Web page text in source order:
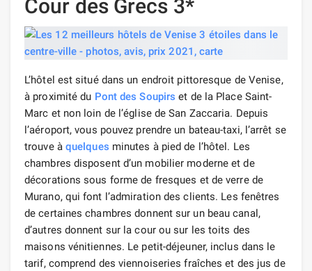
Cour des Grecs 3*
L’hôtel est situé dans un endroit pittoresque de Venise,
à proximité du Pont des Soupirs et de la Place Saint-
Marc et non loin de l’église de San Zaccaria. Depuis
l’aéroport, vous pouvez prendre un bateau-taxi, l’arrêt se
trouve à quelques minutes à pied de l’hôtel. Les
chambres disposent d’un mobilier moderne et de
décorations sous forme de fresques et de verre de
Murano, qui font l’admiration des clients. Les fenêtres
de certaines chambres donnent sur un beau canal,
d’autres donnent sur la cour ou sur les toits des
maisons vénitiennes. Le petit-déjeuner, inclus dans le
tarif, comprend des viennoiseries fraîches et des jus de